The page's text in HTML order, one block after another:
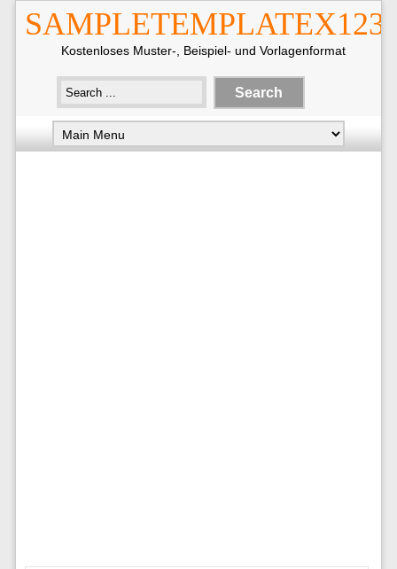
Kostenloses Muster-, Beispiel- und Vorlagenformat